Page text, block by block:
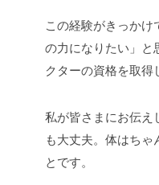
この経験がきっかけ
の力になりたい」と
クターの資格を取得
私が皆さまにお伝え
も大丈夫。体はちゃ
とです。